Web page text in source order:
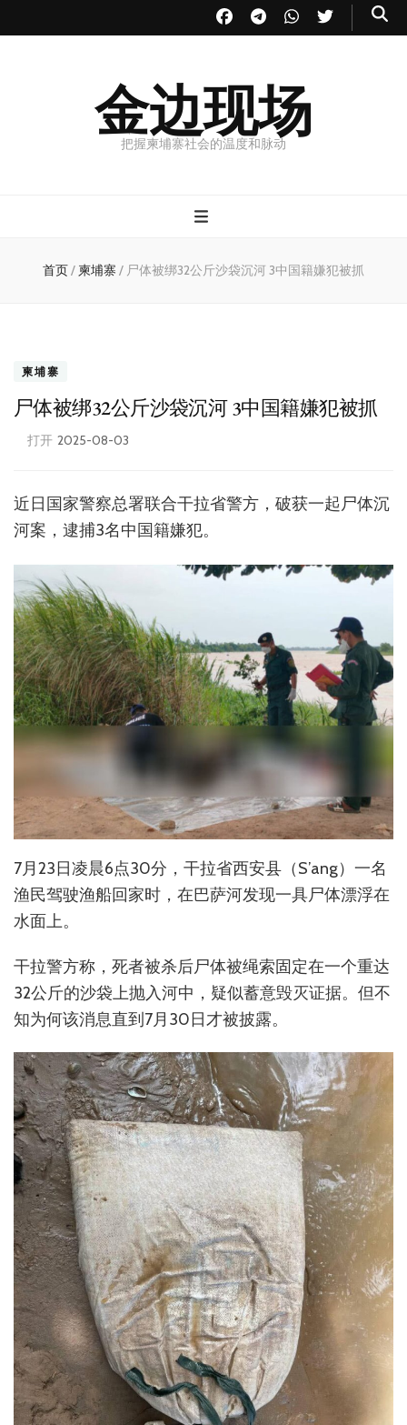
金边现场
把握柬埔寨社会的温度和脉动
首页/ 柬埔寨 / 尸体被绑32公斤沙袋沉河 3中国籍嫌犯被抓
柬埔寨
尸体被绑32公斤沙袋沉河 3中国籍嫌犯被抓
打开 2025-08-03
近日国家警察总署联合干拉省警方，破获一起尸体沉
河案，逮捕3名中国籍嫌犯。
7月23日凌晨6点30分，干拉省西安县（S’ang）一名
渔民驾驶渔船回家时，在巴萨河发现一具尸体漂浮在
水面上。
干拉警方称，死者被杀后尸体被绳索固定在一个重达
32公斤的沙袋上抛入河中，疑似蓄意毁灭证据。但不
知为何该消息直到7月30日才被披露。